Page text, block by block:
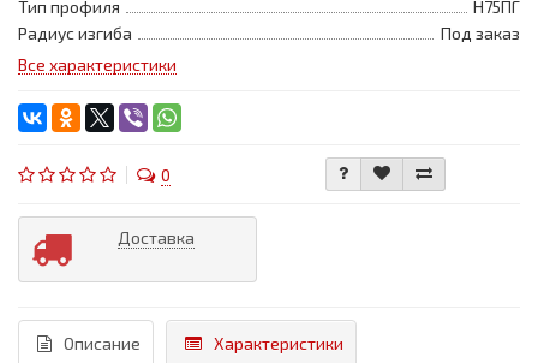
Тип профиля
Н75ПГ
Радиус изгиба
Под заказ
Все характеристики
0
Доставка
Описание Характеристики